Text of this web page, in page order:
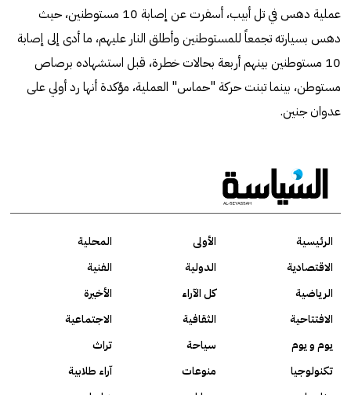
عملية دهس في تل أبيب، أسفرت عن إصابة 10 مستوطنين، حيث
دهس بسيارته تجمعاً للمستوطنين وأطلق النار عليهم، ما أدى إلى إصابة
10 مستوطنين بينهم أربعة بحالات خطرة، قبل استشهاده برصاص
مستوطن، بينما تبنت حركة "حماس" العملية، مؤكدة أنها رد أولي على
عدوان جنين.
الرئيسية الأولى
المحلية
الاقتصادية
الدولية
الفنية
الرياضية
كل الآراء
الأخيرة
الافتتاحية
الثقافية
الاجتماعية
يوم و يوم
سياحة
تراث
تكنولوجيا
منوعات
آراء طلابية